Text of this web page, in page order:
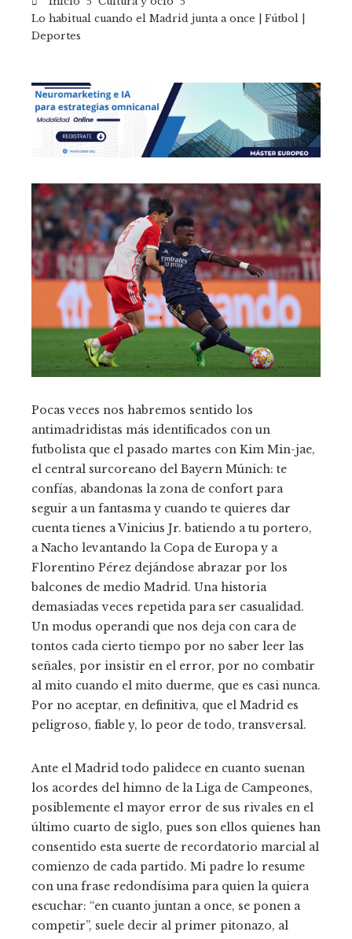
Lo habitual cuando el Madrid junta a once | Fútbol |
Deportes
Pocas veces nos habremos sentido los
antimadridistas más identificados con un
futbolista que el pasado martes con Kim Min-jae,
el central surcoreano del Bayern Múnich: te
confías, abandonas la zona de confort para
seguir a un fantasma y cuando te quieres dar
cuenta tienes a Vinicius Jr. batiendo a tu portero,
a Nacho levantando la Copa de Europa y a
Florentino Pérez dejándose abrazar por los
balcones de medio Madrid. Una historia
demasiadas veces repetida para ser casualidad.
Un modus operandi que nos deja con cara de
tontos cada cierto tiempo por no saber leer las
señales, por insistir en el error, por no combatir
al mito cuando el mito duerme, que es casi nunca.
Por no aceptar, en definitiva, que el Madrid es
peligroso, fiable y, lo peor de todo, transversal.
Ante el Madrid todo palidece en cuanto suenan
los acordes del himno de la Liga de Campeones,
posiblemente el mayor error de sus rivales en el
último cuarto de siglo, pues son ellos quienes han
consentido esta suerte de recordatorio marcial al
comienzo de cada partido. Mi padre lo resume
con una frase redondísima para quien la quiera
escuchar: “en cuanto juntan a once, se ponen a
competir”, suele decir al primer pitonazo, al